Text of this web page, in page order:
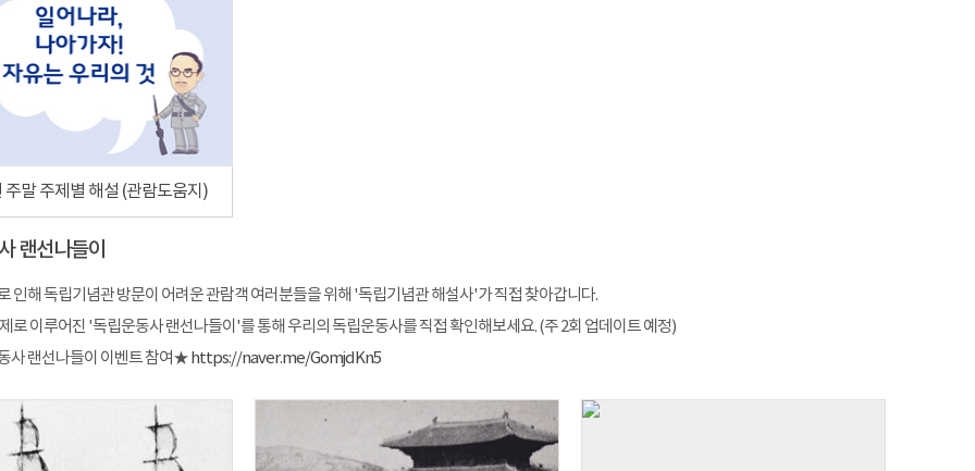
주말 주제별 해설 (관람도움지)
랜선나들이
인해 독립기념관 방문이 어려운 관람객 여러분들을 위해 '독립기념관 해설사'가 직접 찾아갑니다.
로 이루어진 '독립운동사 랜선나들이'를 통해 우리의 독립운동사를 직접 확인해보세요. (주 2회 업데이트 예정)
사 랜선나들이 이벤트 참여★ https://naver.me/GomjdKn5